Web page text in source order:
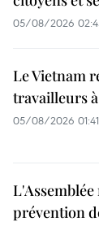
05/08/2026
Le Vietnam
travailleurs
05/08/2026 01:41
prévention